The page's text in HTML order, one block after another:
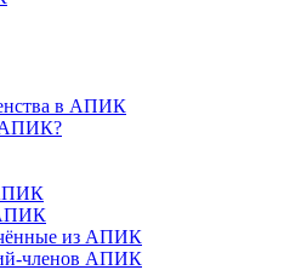
в АПИК
АПИК?
из АПИК
членов АПИК